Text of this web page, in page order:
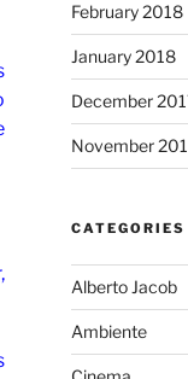
February 2018
January 2018
December
November
CATEGORIES
Alberto Jacob
Ambiente